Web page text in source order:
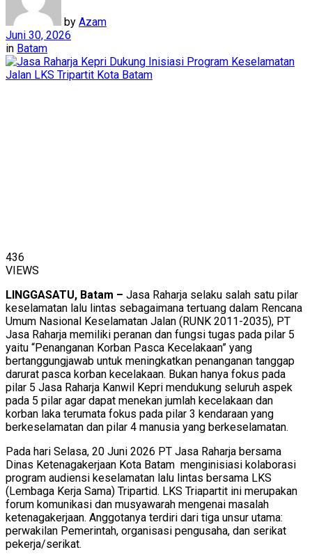
by Azam
Juni 30, 2026
in Batam
436
VIEWS
LINGGASATU, Batam – Jasa Raharja selaku salah satu pilar
keselamatan lalu lintas sebagaimana tertuang dalam Rencana
Umum Nasional Keselamatan Jalan (RUNK 2011-2035), PT
Jasa Raharja memiliki peranan dan fungsi tugas pada pilar 5
yaitu “Penanganan Korban Pasca Kecelakaan” yang
bertanggungjawab untuk meningkatkan penanganan tanggap
darurat pasca korban kecelakaan. Bukan hanya fokus pada
pilar 5 Jasa Raharja Kanwil Kepri mendukung seluruh aspek
pada 5 pilar agar dapat menekan jumlah kecelakaan dan
korban laka terumata fokus pada pilar 3 kendaraan yang
berkeselamatan dan pilar 4 manusia yang berkeselamatan.
Pada hari Selasa, 20 Juni 2026 PT Jasa Raharja bersama
Dinas Ketenagakerjaan Kota Batam menginisiasi kolaborasi
program audiensi keselamatan lalu lintas bersama LKS
(Lembaga Kerja Sama) Tripartid. LKS Triapartit ini merupakan
forum komunikasi dan musyawarah mengenai masalah
ketenagakerjaan. Anggotanya terdiri dari tiga unsur utama:
perwakilan Pemerintah, organisasi pengusaha, dan serikat
pekerja/serikat.